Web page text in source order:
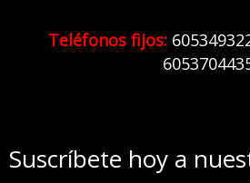
Teléfonos fijos: 6
Suscríbete hoy a